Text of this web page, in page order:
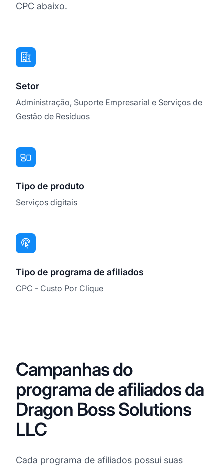
CPC abaixo.
Setor
Administração, Suporte Empresarial e Serviços de
Gestão de Resíduos
Tipo de produto
Serviços digitais
Tipo de programa de afiliados
CPC - Custo Por Clique
Campanhas do
programa de afiliados da
Dragon Boss Solutions
LLC
Cada programa de afiliados possui suas